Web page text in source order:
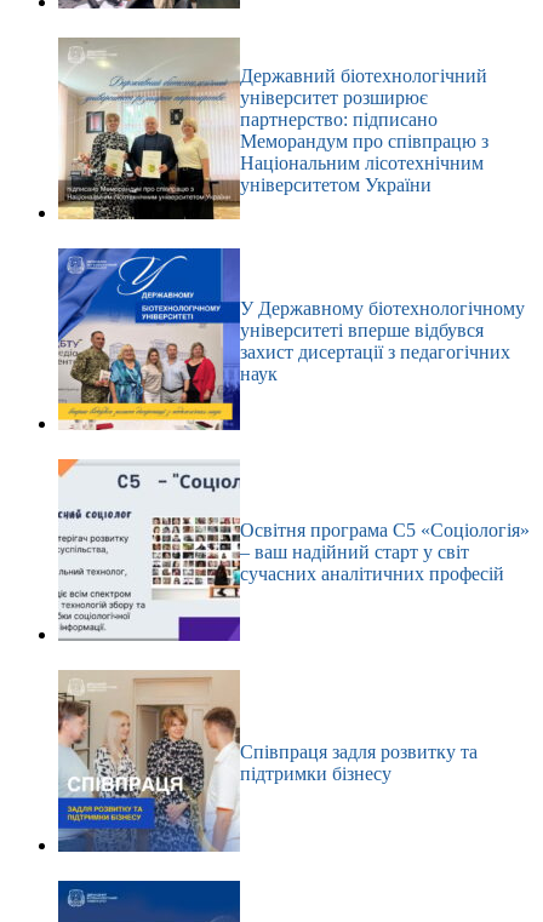
Державний біотехнологічний
університет розширює
партнерство: підписано
Меморандум про співпрацю з
Національним лісотехнічним
університетом України
У Державному біотехнологічному
університеті вперше відбувся
захист дисертації з педагогічних
наук
Освітня програма С5 «Соціологія»
– ваш надійний старт у світ
сучасних аналітичних професій
Співпраця задля розвитку та
підтримки бізнесу